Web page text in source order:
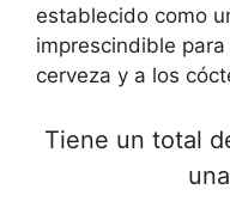
establecido como
imprescindible
cerveza y a los
Tiene un total